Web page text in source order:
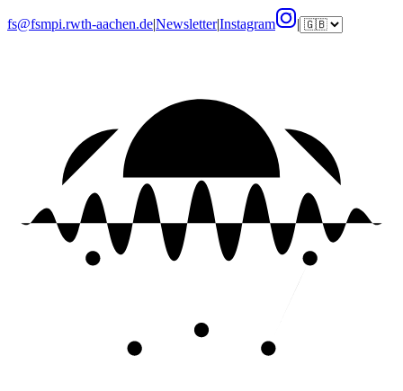
fs@fsmpi.rwth-aachen.de|Newsletter|Instagram |